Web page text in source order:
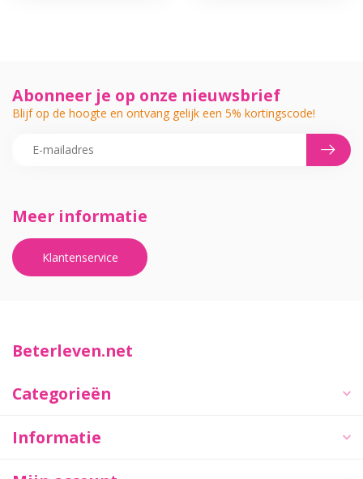
Meer informatie
Klantenservice
Abonneer je op onze nieuwsbrief
Blijf op de hoogte en ontvang gelijk een 5% kortingscode!
Beterleven.net
Categorieën
Informatie